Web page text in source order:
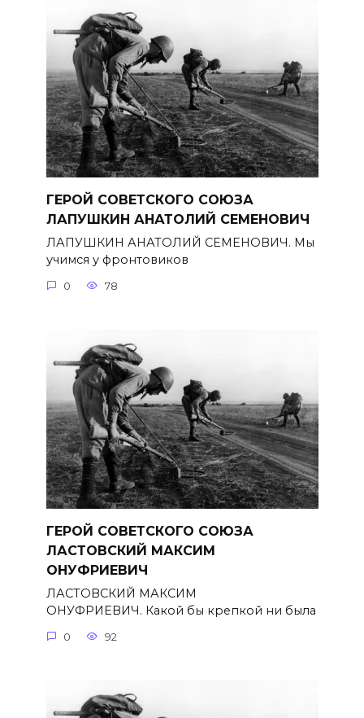
ГЕРОЙ СОВЕТСКОГО СОЮЗА
ЛАПУШКИН АНАТОЛИЙ СЕМЕНОВИЧ
ЛАПУШКИН АНАТОЛИЙ СЕМЕНОВИЧ. Мы
учимся у фронтовиков
0 78
ГЕРОЙ СОВЕТСКОГО СОЮЗА
ЛАСТОВСКИЙ МАКСИМ
ОНУФРИЕВИЧ
ЛАСТОВСКИЙ МАКСИМ
ОНУФРИЕВИЧ. Какой бы крепкой ни была
0 92